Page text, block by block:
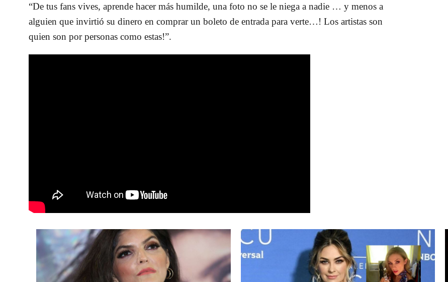
“De tus fans vives, aprende hacer más humilde, una foto no se le niega a nadie … y menos a
alguien que invirtió su dinero en comprar un boleto de entrada para verte…! Los artistas son
quien son por personas como estas!”.